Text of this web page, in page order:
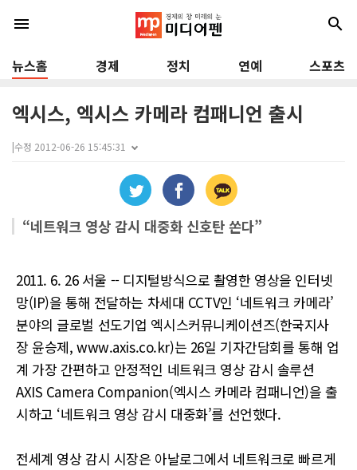
menu search
뉴스홈 경제 정치 연예 스포츠
엑시스, 엑시스 카메라 컴패니언 출시
|수정 2012-06-26 15:45:31
“네트워크 영상 감시 대중화 신호탄 쏜다”
2011. 6. 26 서울 -- 디지털방식으로 촬영한 영상을 인터넷
망(IP)을 통해 전달하는 차세대 CCTV인 ‘네트워크 카메라’
분야의 글로벌 선도기업 엑시스커뮤니케이션즈(한국지사
장 윤승제, www.axis.co.kr)는 26일 기자간담회를 통해 업
계 가장 간편하고 안정적인 네트워크 영상 감시 솔루션
AXIS Camera Companion(엑시스 카메라 컴패니언)을 출
시하고 ‘네트워크 영상 감시 대중화’를 선언했다.
전세계 영상 감시 시장은 아날로그에서 네트워크로 빠르게